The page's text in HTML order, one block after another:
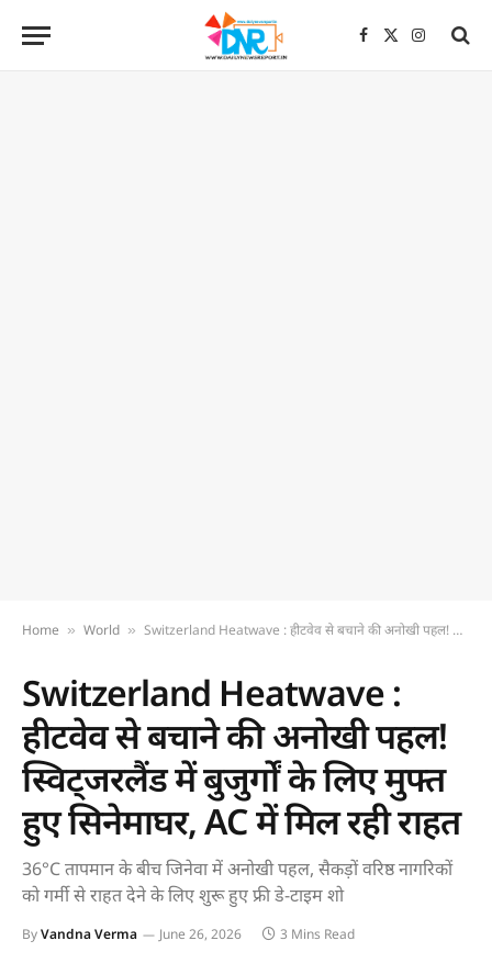
Facebook
X
Home » World » Switzerland Heatwave : हीटवेव से बचाने की अनोखी पहल! स्विट्जरलैंड में बुजुर्गों के लिए मुफ्त हुए सिनेमाघर, AC में मिल रही राहत
Switzerland Heatwave :
हीटवेव से बचाने की अनोखी पहल!
स्विट्जरलैंड में बुजुर्गों के लिए मुफ्त
हुए सिनेमाघर, AC में मिल रही राहत
36°C तापमान के बीच जिनेवा में अनोखी पहल, सैकड़ों वरिष्ठ नागरिकों
को गर्मी से राहत देने के लिए शुरू हुए फ्री डे-टाइम शो
ByVandna Verma June 26, 2026 3 Mins Read